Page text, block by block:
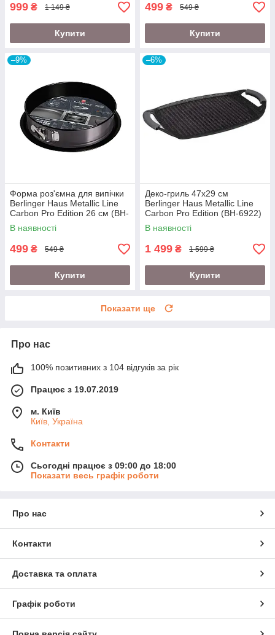
999 ₴ 1 149 ₴
Купити
499 ₴ 549 ₴
Купити
–9%
Форма роз'ємна для випічки
Berlinger Haus Metallic Line
Carbon Pro Edition 26 см (BH-
1822A)
В наявності
499 ₴ 549 ₴
Купити
–6%
Деко-гриль 47х29 см
Berlinger Haus Metallic Line
Carbon Pro Edition (BH-6922)
В наявності
1 499 ₴ 1 599 ₴
Купити
Показати ще
Про нас
100% позитивних з 104 відгуків за рік
Працює з 19.07.2019
м. Київ
Київ, Україна
Контакти
Сьогодні працює з 09:00 до 18:00
Показати весь графік роботи
Про нас
Контакти
Доставка та оплата
Графік роботи